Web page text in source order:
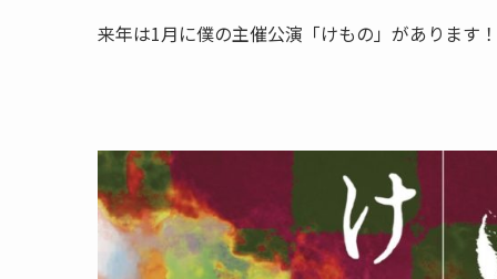
来年は1月に僕の主催公演「けもの」があります！